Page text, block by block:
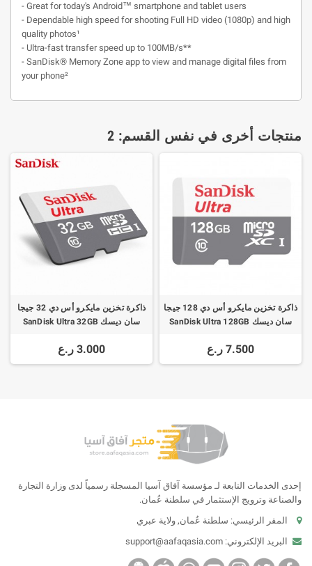
- Great for today's Android™ smartphone and tablet users
- Dependable high speed for shooting Full HD video (1080p) and high
quality photos¹
- Ultra-fast transfer speed up to 100MB/s**
- SanDisk® Memory Zone app to view and manage digital files from
your phone²
منتجات أخرى في نفس القسم: 2
ذاكرة تخزين مايكرو أس دي 128 جيجا
سان ديسك SanDisk Ultra 128GB
7.500 ر.ع
ذاكرة تخزين مايكرو أس دي 32 جيجا
سان ديسك SanDisk Ultra 32GB
3.000 ر.ع
إحدى الخدمات التابعة لـ مؤسسة آفاق آسيا المسجلة رسمياً لدى وزارة التجارة
والصناعة وترويج الإستثمار في سلطنة عُمان.
المقر الرئيسي: سلطنة عُمان, ولاية عبري
البريد الإلكتروني: support@aafaqasia.com